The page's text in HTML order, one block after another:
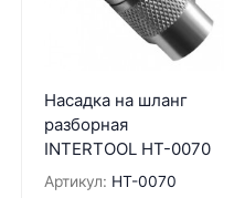
Насадка на шланг
разборная
INTERTOOL HT-0070
Артикул: HT-0070